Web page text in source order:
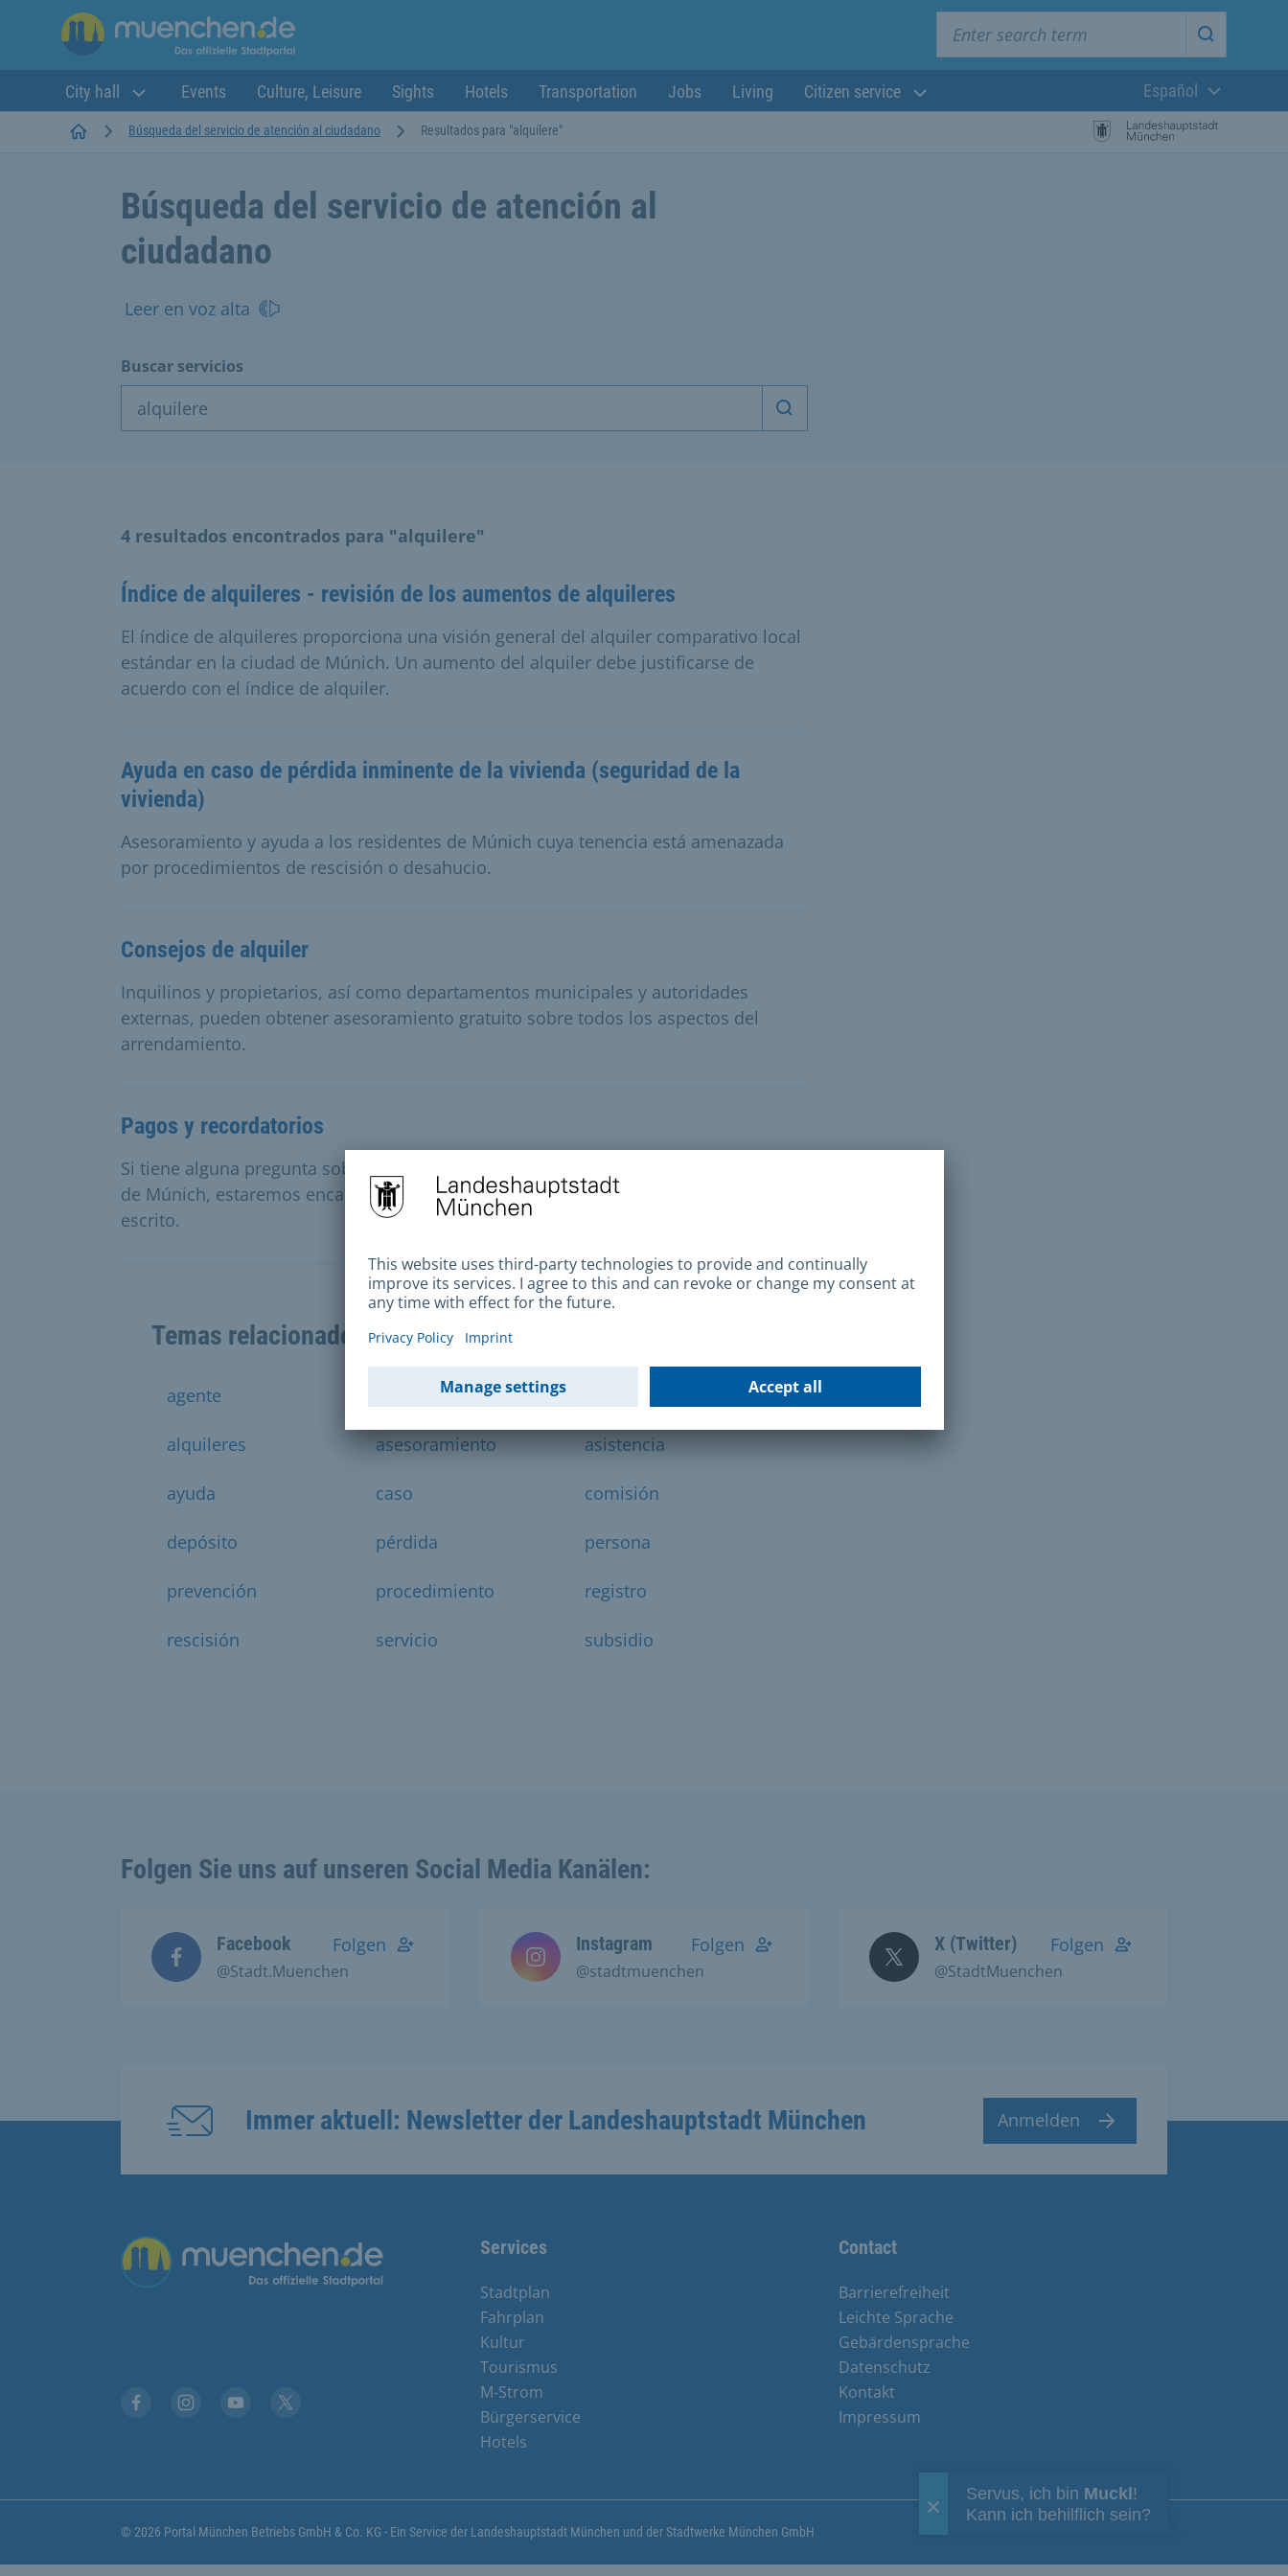
Start
City hall Events Culture, Leisure Sights Hotels Transportation Jobs Living Citizen service
Lengua actual:
Español
StartseiteBúsqueda del servicio de atención al ciudadano Resultados para "alquilere"
Búsqueda del servicio de atención al
ciudadano
Leer en voz alta
Buscar servicios
Iniciar búsqueda
4 resultados encontrados para "alquilere"
Índice de alquileres - revisión de los aumentos de alquileres
El índice de alquileres proporciona una visión general del alquiler comparativo local
estándar en la ciudad de Múnich. Un aumento del alquiler debe justificarse de
acuerdo con el índice de alquiler.
Ayuda en caso de pérdida inminente de la vivienda (seguridad de la
vivienda)
Asesoramiento y ayuda a los residentes de Múnich cuya tenencia está amenazada
por procedimientos de rescisión o desahucio.
Consejos de alquiler
Inquilinos y propietarios, así como departamentos municipales y autoridades
externas, pueden obtener asesoramiento gratuito sobre todos los aspectos del
arrendamiento.
Pagos y recordatorios
Si tiene alguna pregunta sobre las operaciones de pago con la Tesorería Municipal
de Múnich, estaremos encantados de informarle por teléfono, en persona o por
escrito.
Temas relacionados
agente alojamiento
alquileres asesoramiento asistencia
ayuda caso comisión
depósito pérdida persona
prevención procedimiento registro
rescisión servicio subsidio
Folgen Sie uns auf unseren Social Media Kanälen:
Facebook
@Stadt.Muenchen
Folgen Instagram
@stadtmuenchen
Folgen X (Twitter)
@StadtMuenchen
Folgen
Immer aktuell: Newsletter der Landeshauptstadt München Anmelden
Übergreifende Links Services
Stadtplan
Fahrplan
Kultur
Tourismus
M-Strom
Bürgerservice
Hotels
Contact
Barrierefreiheit
Leichte Sprache
Gebärdensprache
Datenschutz
Kontakt
Impressum
© 2026 Portal München Betriebs GmbH & Co. KG - Ein Service der Landeshauptstadt München und der Stadtwerke München GmbH
Servus, ich bin Muckl!
Kann ich behilflich sein?